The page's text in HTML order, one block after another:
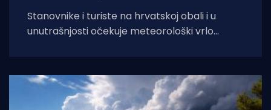
Stanovnike i turiste na hrvatskoj obali i u
unutrašnjosti očekuje meteorološki vrlo